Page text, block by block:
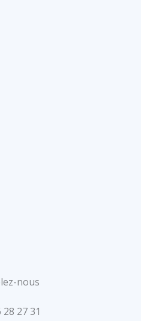
nous
28 27 31